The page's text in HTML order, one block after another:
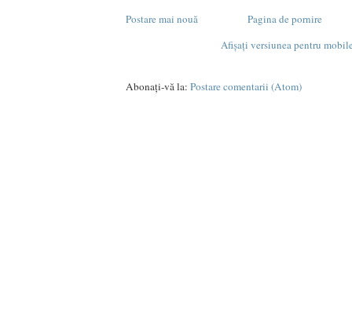
Postare mai nouă
Pagina de pornire
Afișați versiunea pentru
Abonați-vă la: Postare comentarii (Atom)